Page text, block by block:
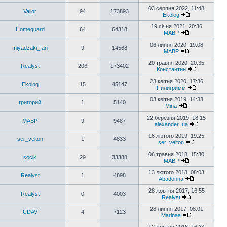
Valior 94 173893
03 серпня 2022, 11:48
Ekolog
Homeguard 64 64318
19 січня 2021, 20:36
MABP
miyadzaki_fan 9 14568
06 липня 2020, 19:08
MABP
Realyst 206 173402
20 травня 2020, 20:35
Константин
Ekolog 15 45147
23 квітня 2020, 17:36
Пилигримм
григорий 1 5140
03 квітня 2019, 14:33
Mina
MABP 9 9487
22 березня 2019, 18:15
alexander_ua
ser_velton 1 4833
16 лютого 2019, 19:25
ser_velton
socik 29 33388
06 травня 2018, 15:30
MABP
Realyst 1 4898
13 лютого 2018, 08:03
Abadonna
Realyst 0 4003
28 жовтня 2017, 16:55
Realyst
UDAV 4 7123
28 липня 2017, 08:01
Marinaa